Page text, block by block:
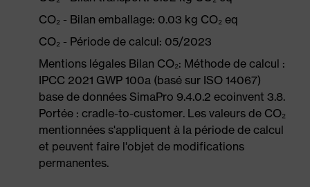
CO₂ - Bilan emballage: 0.03 kg CO₂ eq
CO₂ - Période de calcul: 05/2023
Mentions légales Bilan CO₂: Méthode de calcul :
IPCC 2021 GWP 100a (basé sur ISO 14067)
base de données SimaPro 9.4.0.2 ecoinvent 3.8.
Portée : cradle-to-customer. Les valeurs de CO₂
mentionnées s'appliquent à la période de calcul
et peuvent faire l'objet de modifications
permanentes.